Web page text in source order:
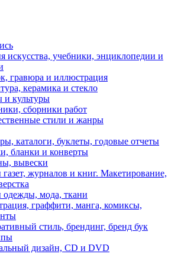
искусства, учебники, энциклопедии и
гравюра и иллюстрация
керамика и стекло
и культуры
сборники работ
стили и жанры
каталоги, буклеты, годовые отчеты
бланки и конверты
вывески
газет, журналов и книг. Макетирование,
одежды, мода, ткани
граффити, манга, комиксы,
стиль, брендинг, бренд бук
дизайн, СD и DVD